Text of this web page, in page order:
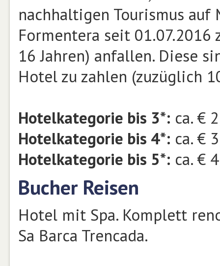
nachhaltigen Tourismus auf
Formentera seit 01.07.2016
16 Jahren) anfallen. Diese
Hotel zu zahlen (zuzüglich
Hotelkategorie bis 3*: ca. €
Hotelkategorie bis 4*: ca. €
Hotelkategorie bis 5*: ca. €
Bucher Reisen
Hotel mit Spa. Komplett
Sa Barca Trencada.